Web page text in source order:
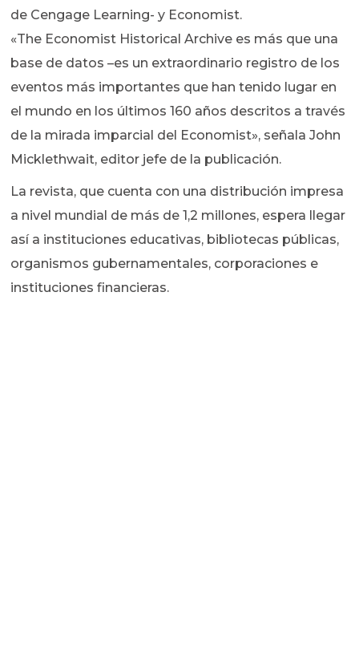
de Cengage Learning- y Economist.
«The Economist Historical Archive es más que una
base de datos –es un extraordinario registro de los
eventos más importantes que han tenido lugar en
el mundo en los últimos 160 años descritos a través
de la mirada imparcial del Economist», señala John
Micklethwait, editor jefe de la publicación.
La revista, que cuenta con una distribución impresa
a nivel mundial de más de 1,2 millones, espera llegar
así a instituciones educativas, bibliotecas públicas,
organismos gubernamentales, corporaciones e
instituciones financieras.